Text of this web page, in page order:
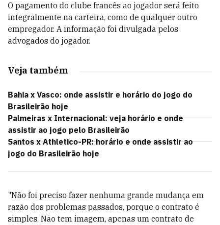
O pagamento do clube francês ao jogador será feito
integralmente na carteira, como de qualquer outro
empregador. A informação foi divulgada pelos
advogados do jogador.
Veja também
Bahia x Vasco: onde assistir e horário do jogo do
Brasileirão hoje
Palmeiras x Internacional: veja horário e onde
assistir ao jogo pelo Brasileirão
Santos x Athletico-PR: horário e onde assistir ao
jogo do Brasileirão hoje
"Não foi preciso fazer nenhuma grande mudança em
razão dos problemas passados, porque o contrato é
simples. Não tem imagem, apenas um contrato de